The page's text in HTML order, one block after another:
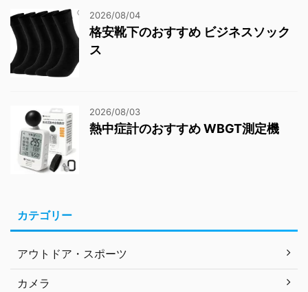
2026/08/04
格安靴下のおすすめ ビジネスソック
ス
2026/08/03
熱中症計のおすすめ WBGT測定機
カテゴリー
アウトドア・スポーツ
カメラ